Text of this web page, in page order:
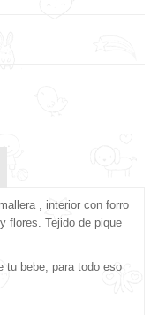
, interior con forro
flores. Tejido de pique
tu bebe, para todo eso